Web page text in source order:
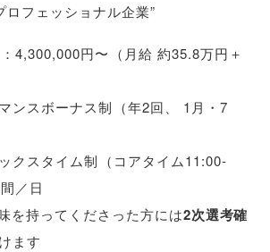
ロフェッショナル企業”
：4,300,000円〜 （ 月給 約35.8万円＋
ンスボーナス制 （年2回
1月・7
クスタイム制 （ コアタイム11:00-
／日
持ってくださった方には2次選考確
ます